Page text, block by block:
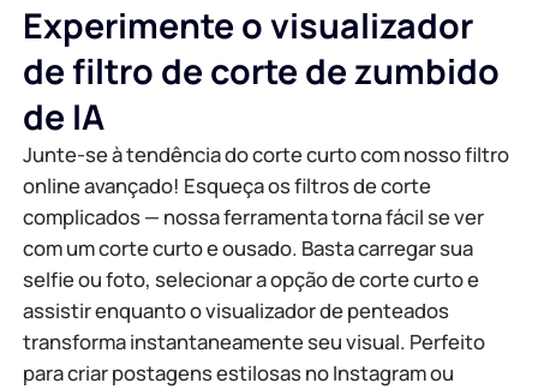
Experimente o visualizador
de filtro de corte de zumbido
de IA
Junte-se à tendência do corte curto com nosso filtro
online avançado! Esqueça os filtros de corte
complicados — nossa ferramenta torna fácil se ver
com um corte curto e ousado. Basta carregar sua
selfie ou foto, selecionar a opção de corte curto e
assistir enquanto o visualizador de penteados
transforma instantaneamente seu visual. Perfeito
para criar postagens estilosas no Instagram ou